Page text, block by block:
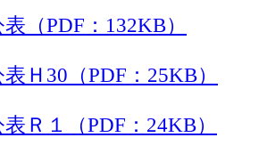
（PDF：132KB）
Ｈ30（PDF：25KB）
Ｒ１（PDF：24KB）